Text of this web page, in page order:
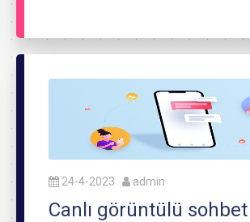
24-4-2023 admin
Canlı görüntülü sohbet